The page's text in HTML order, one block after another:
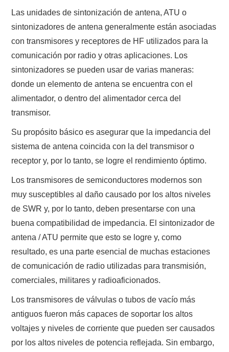
LITERATURA DE LA RADIO
MIEMBROS ORIGINALES
MODOS DIGITALES
MORSE CW APRENDE Y MAS
NUESTRAS ACTIVIDADES !
PATROCINADORES
RADIOAFICIONADOS EN MEXICO
PROMOCIÓN DE LA RADIO AFICIÓN
PROPAGACIÓN
SOLICITUD DE INGRESO
SOTA Y POTA
Las unidades de sintonización de antena, ATU o
sintonizadores de antena generalmente están asociadas
con transmisores y receptores de HF utilizados para la
comunicación por radio y otras aplicaciones. Los
sintonizadores se pueden usar de varias maneras:
donde un elemento de antena se encuentra con el
alimentador, o dentro del alimentador cerca del
transmisor.
Su propósito básico es asegurar que la impedancia del
sistema de antena coincida con la del transmisor o
receptor y, por lo tanto, se logre el rendimiento óptimo.
Los transmisores de semiconductores modernos son
muy susceptibles al daño causado por los altos niveles
de SWR y, por lo tanto, deben presentarse con una
buena compatibilidad de impedancia. El sintonizador de
antena / ATU permite que esto se logre y, como
resultado, es una parte esencial de muchas estaciones
de comunicación de radio utilizadas para transmisión,
comerciales, militares y radioaficionados.
Los transmisores de válvulas o tubos de vacío más
antiguos fueron más capaces de soportar los altos
voltajes y niveles de corriente que pueden ser causados ​​
por los altos niveles de potencia reflejada. Sin embargo,